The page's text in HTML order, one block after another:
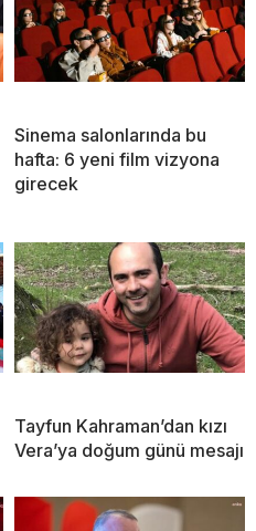
Sinema salonlarında bu
hafta: 6 yeni film vizyona
girecek
Tayfun Kahraman’dan kızı
Vera’ya doğum günü mesajı